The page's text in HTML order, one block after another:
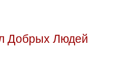
Добрых Людей